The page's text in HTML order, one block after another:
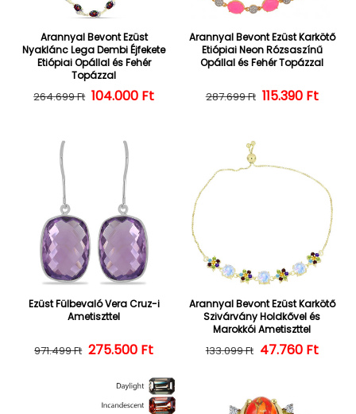
Arannyal Bevont Ezüst
Nyaklánc Lega Dembi Éjfekete
Etiópiai Opállal és Fehér
Topázzal
Normál ár
264.699 Ft Kedvezményes ár
104.000 Ft
Arannyal Bevont Ezüst Karkötő
Etiópiai Neon Rózsaszínű
Opállal és Fehér Topázzal
Normál ár
287.699 Ft 115.390 Ft
Ezüst Fülbevaló Vera Cruz-i
Ametiszttel
Normál ár
971.499 Ft Kedvezményes ár
275.500 Ft
Arannyal Bevont Ezüst Karkötő
Szivárvány Holdkővel és
Marokkói Ametiszttel
Normál ár
133.099 Ft 47.760 Ft